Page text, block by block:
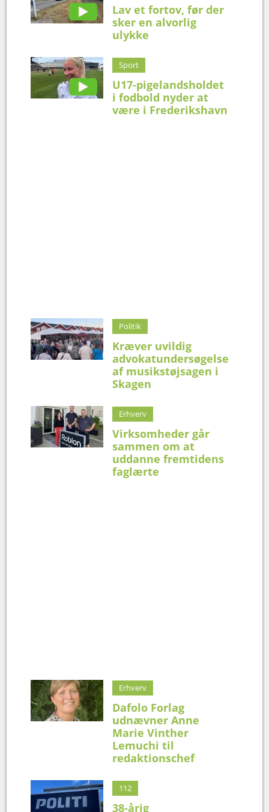
Lav et fortov, før der
sker en alvorlig
ulykke
Sport
U17-pigelandsholdet
i fodbold nyder at
være i Frederikshavn
Politik
Kræver uvildig
advokatundersøgelse
af musikstøjsagen i
Skagen
Erhverv
Virksomheder går
sammen om at
uddanne fremtidens
faglærte
Erhverv
Dafolo Forlag
udnævner Anne
Marie Vinther
Lemuchi til
redaktionschef
112
38-årig